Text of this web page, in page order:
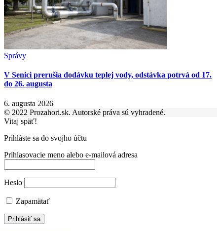
Správy
V Senici prerušia dodávku teplej vody, odstávka potrvá od 17.
do 26. augusta
6. augusta 2026
© 2022 Prozahori.sk. Autorské práva sú vyhradené.
Vitaj späť!
Prihláste sa do svojho účtu
Prihlasovacie meno alebo e-mailová adresa
Heslo
Zapamätať